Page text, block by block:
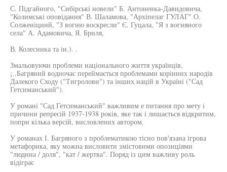
С. Підгайного, "Сибірські новели" Б. Антоненка-Давидовича,
"Колимські оповідання" В. Шаламова, "Архіпелаг ГУЛАГ" О.
Солженіцинй, "З вогню воскресли" Є. Гуцала, "Я з вогняного
села" А. Адамовича, Я. Бриля,
В. Колесника та ін.). .
Змальовуючи проблеми національного життя українців,
¡..Багряний водночас переймається проблемами корінних народів
Далекого Сходу ("Тигролови") та інших націй в Україні ("Сад
Гетсиманський").
У романі "Сад Гетсиманський" важливим е питання про мету і
причини репресій 1937-1938 років, яке так і лишається відкритим,
попри кілька версій, висловлених автором.
У романах І. Багряного з проблематикою тісно пов'язана ігрова
метафорика, яку можна висловити змістовими опозиціями
"людина / доля", "кат / жертва". Поряд із цим важливу роль
відіграє